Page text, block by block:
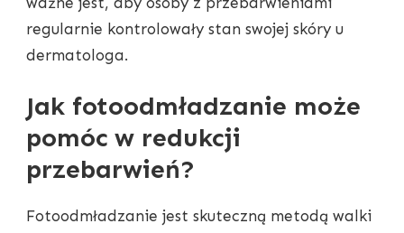
regularnie kontrolowały stan swojej skóry u
dermatologa.
Jak fotoodmładzanie może
pomóc w redukcji
przebarwień?
Fotoodmładzanie jest skuteczną metodą walki